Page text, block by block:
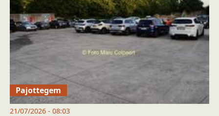
Pajottegem
21/07/2026 - 08:03